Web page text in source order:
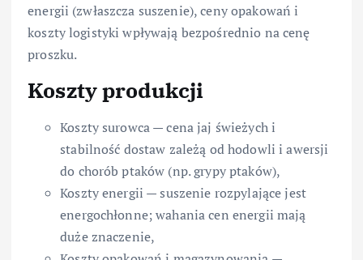
energii (zwłaszcza suszenie), ceny opakowań i
koszty logistyki wpływają bezpośrednio na cenę
proszku.
Koszty produkcji
Koszty surowca — cena jaj świeżych i
stabilność dostaw zależą od hodowli i awersji
do chorób ptaków (np. grypy ptaków),
Koszty energii — suszenie rozpylające jest
energochłonne; wahania cen energii mają
duże znaczenie,